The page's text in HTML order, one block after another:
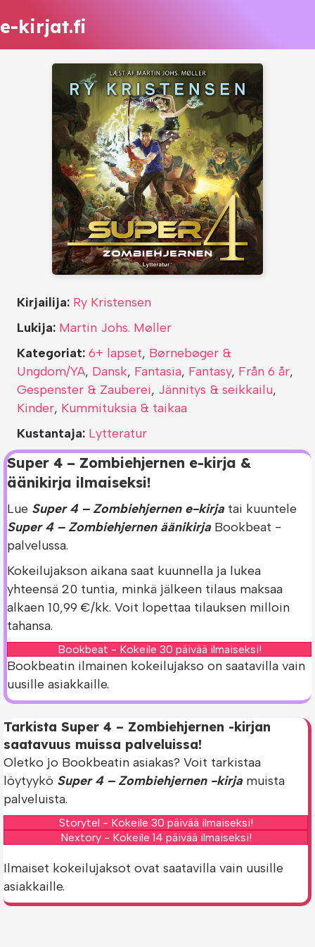
e-kirjat.fi
Super 4 – Zombiehjernen e-kirja &
äänikirja ilmaiseksi!
Lue Super 4 – Zombiehjernen e-kirja tai kuuntele
Super 4 – Zombiehjernen äänikirja Bookbeat -
palvelussa.
Kokeilujakson aikana saat kuunnella ja lukea
yhteensä 20 tuntia, minkä jälkeen tilaus maksaa
alkaen 10,99 €/kk. Voit lopettaa tilauksen milloin
tahansa.
Bookbeat - Kokeile 30 päivää ilmaiseksi!
Bookbeatin ilmainen kokeilujakso on saatavilla vain
uusille asiakkaille.
Kirjailija: Ry Kristensen
Lukija: Martin Johs. Møller
Kategoriat: 6+ lapset, Børnebøger &
Ungdom/YA, Dansk, Fantasia, Fantasy, Från 6 år,
Gespenster & Zauberei, Jännitys & seikkailu,
Kinder, Kummituksia & taikaa
Kustantaja: Lytteratur
Tarkista Super 4 – Zombiehjernen -kirjan
saatavuus muissa palveluissa!
Oletko jo Bookbeatin asiakas? Voit tarkistaa
löytyykö Super 4 – Zombiehjernen -kirja muista
palveluista.
Storytel - Kokeile 30 päivää ilmaiseksi!
Nextory - Kokeile 14 päivää ilmaiseksi!
Ilmaiset kokeilujaksot ovat saatavilla vain uusille
asiakkaille.